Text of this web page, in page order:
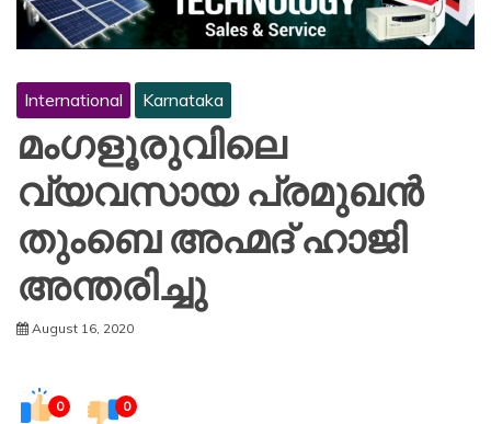
International Karnataka
മംഗളൂരുവിലെ
വ്യവസായ പ്രമുഖൻ
തുംബെ അഹ്മദ് ഹാജി
അന്തരിച്ചു
August 16, 2020
0 0